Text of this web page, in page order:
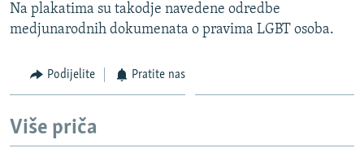
MOJA EVROPA
TRI DECENIJE OD RATA U BIH
SVE KARTE DEJTONA
NASTANAK I RASPAD JUGOSLAVIJE
Na plakatima su takodje navedene odredbe
medjunarodnih dokumenata o pravima LGBT osoba.
Podijelite Pratite nas
Više priča